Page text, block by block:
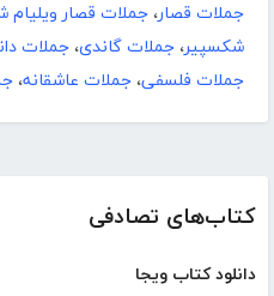
کتاب‌های تصادفی
دانلود کتاب ویجا
جملات قصار، جملات قصار ویلیام
شکسپیر، جملات گاندی، جملات
جملات فلسفی، جملات عاشقانه،